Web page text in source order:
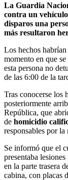
La Guardia
contra un
disparos una
más resultaron
Los hechos
momento en que
esta persona no
de las 6:00 de la
Tras conocerse los
posteriormente
República, que
de homicidio
responsables por
Se informó que el
presentaba
en la parte trasera
cabina, con placas